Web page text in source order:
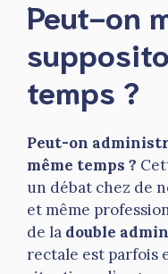
Peut-on
temps ?
Peut-on
même temps ?
un débat chez de
et même
de la double
rectale est parfois